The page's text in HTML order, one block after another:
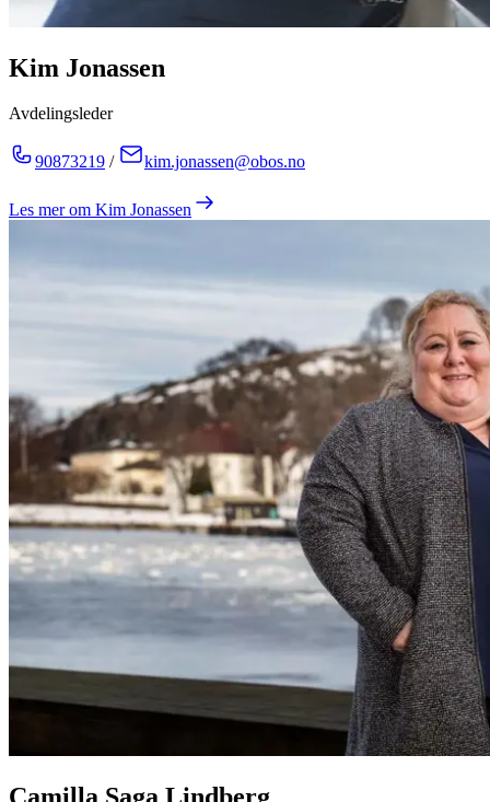
Kim Jonassen
Avdelingsleder
90873219 / kim.jonassen@obos.no
Les mer om Kim Jonassen